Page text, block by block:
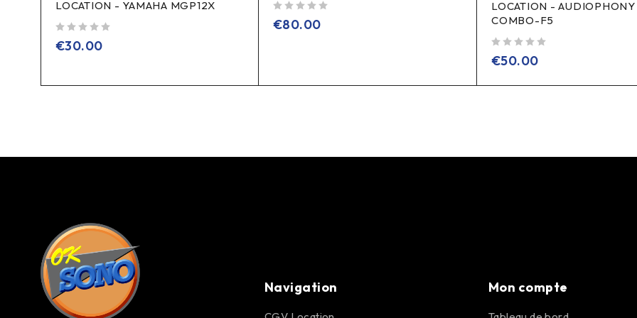
LOCATION - YAMAHA MGP12X
€30.00
€80.00
LOCATION - AUDIOPHONY
COMBO-F5
€50.00
Navigation Mon compte